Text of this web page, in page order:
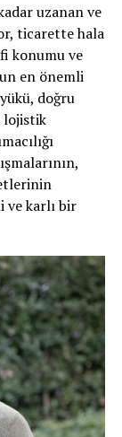
uzanan ve
ticarette hala
konumu ve
en önemli
doğru
lojistik
ve karlı bir